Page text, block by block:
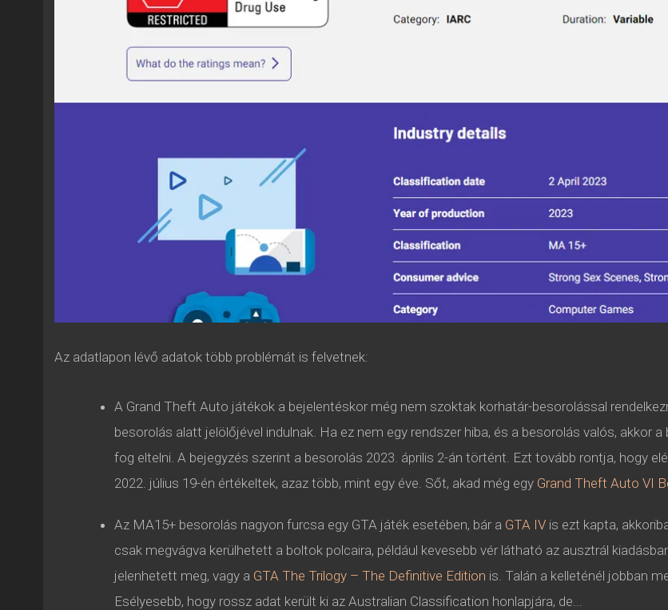
Az adatlapon lévő adatok több problémát is felvetnek:
A Grand Theft Auto játékok a bejelentéskor még nem szoktak korhatár-besorolással
besorolás alatt jelölőjével indulnak. Ha ez nem egy rendszer hiba, és a besorolás valós, akkor
fog eltelni. A bejegyzés szerint a besorolás 2023. április 2-án történt. Ezt tovább rontja, hogy
2022. július 19-én értékeltek, azaz több, mint egy éve. Sőt, akad még egy Grand Theft Auto VI
Az MA15+ besorolás nagyon furcsa egy GTA játék esetében, bár a GTA IVis ezt kapta,
csak megvágva kerülhetett a boltok polcaira, például kevesebb vér látható az ausztrál
jelenhetett meg, vagy a GTA The Trilogy – The Definitive Edition is. Talán a kelleténél jobban
Esélyesebb, hogy rossz adat került ki az Australian Classification honlapjára, de...